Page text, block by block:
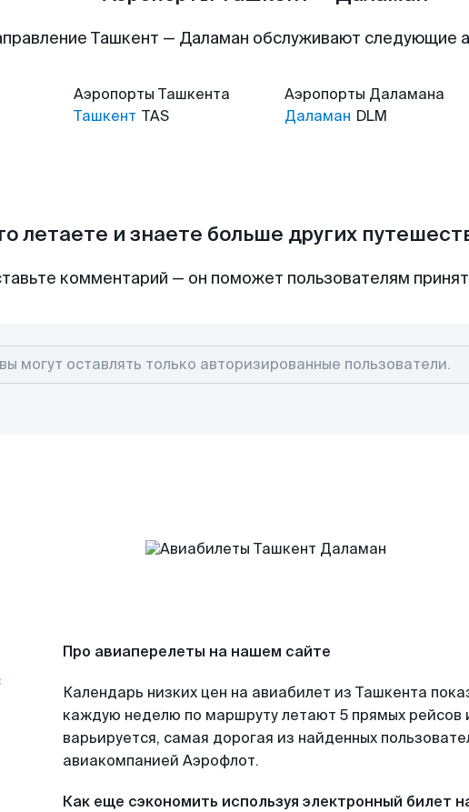
Ташкент — Даламан обслуживают следующие
Аэропорты Ташкента
Ташкент TAS
Аэропорты Даламана
Даламан DLM
летаете и знаете больше других
комментарий — он поможет пользователям
Про авиаперелеты на нашем сайте
Календарь низких цен на авиабилет из Ташкента
каждую неделю по маршруту летают 5 прямых рейсов
варьируется, самая дорогая из найденных
авиакомпанией Аэрофлот.
Как еще сэкономить используя электронный билет